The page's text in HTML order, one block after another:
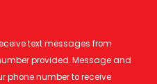
text messages from
provided. Message and
phone number to receive